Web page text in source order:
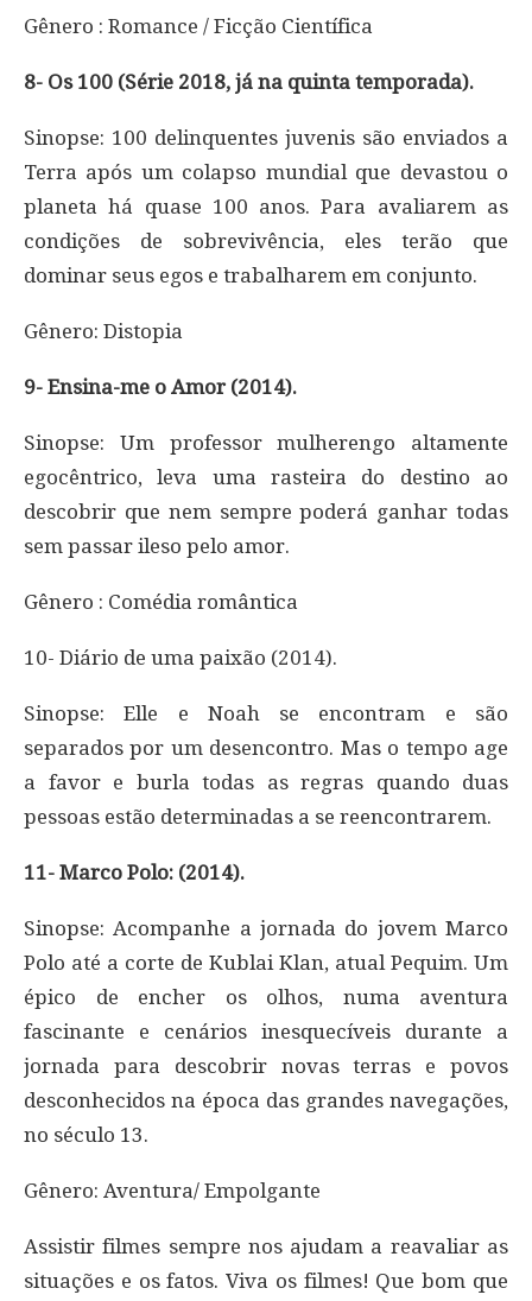
Gênero : Romance / Ficção Científica
8- Os 100 (Série 2018, já na quinta temporada).
Sinopse: 100 delinquentes juvenis são enviados a
Terra após um colapso mundial que devastou o
planeta há quase 100 anos. Para avaliarem as
condições de sobrevivência, eles terão que
dominar seus egos e trabalharem em conjunto.
Gênero: Distopia
9- Ensina-me o Amor (2014).
Sinopse: Um professor mulherengo altamente
egocêntrico, leva uma rasteira do destino ao
descobrir que nem sempre poderá ganhar todas
sem passar ileso pelo amor.
Gênero : Comédia romântica
10- Diário de uma paixão (2014).
Sinopse: Elle e Noah se encontram e são
separados por um desencontro. Mas o tempo age
a favor e burla todas as regras quando duas
pessoas estão determinadas a se reencontrarem.
11- Marco Polo: (2014).
Sinopse: Acompanhe a jornada do jovem Marco
Polo até a corte de Kublai Klan, atual Pequim. Um
épico de encher os olhos, numa aventura
fascinante e cenários inesquecíveis durante a
jornada para descobrir novas terras e povos
desconhecidos na época das grandes navegações,
no século 13.
Gênero: Aventura/ Empolgante
Assistir filmes sempre nos ajudam a reavaliar as
situações e os fatos. Viva os filmes! Que bom que